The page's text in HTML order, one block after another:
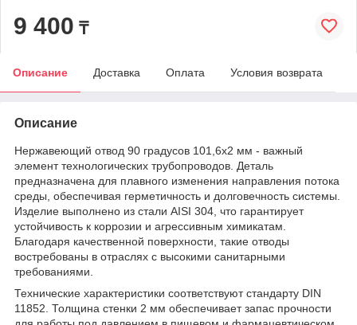
9 400 ₸
Описание Доставка Оплата Условия возврата
Описание
Нержавеющий отвод 90 градусов 101,6х2 мм - важный
элемент технологических трубопроводов. Деталь
предназначена для плавного изменения направления потока
среды, обеспечивая герметичность и долговечность системы.
Изделие выполнено из стали AISI 304, что гарантирует
устойчивость к коррозии и агрессивным химикатам.
Благодаря качественной поверхности, такие отводы
востребованы в отраслях с высокими санитарными
требованиями.
Технические характеристики соответствуют стандарту DIN
11852. Толщина стенки 2 мм обеспечивает запас прочности